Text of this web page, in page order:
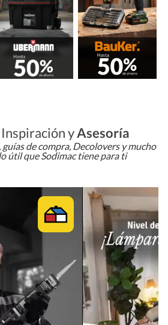
yAsesoría
de compra, Decolovers y mucho
útil que Sodimac tiene para ti